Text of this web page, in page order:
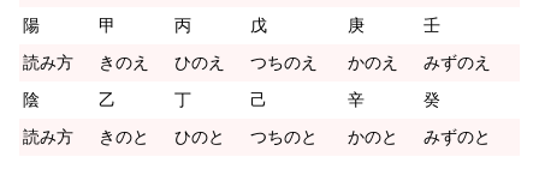
陽
甲 丙 戊 庚
壬
読み方
きのえ ひのえ つちのえ かのえ
みずのえ
陰
乙 丁 己 辛
癸
読み方
きのと ひのと つちのと かのと みずのと